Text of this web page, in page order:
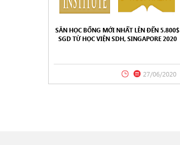
SĂN HỌC BỔNG MỚI NHẤT LÊN ĐẾN 5.800$
SGD TỪ HỌC VIỆN SDH, SINGAPORE 2020
27/06/2020